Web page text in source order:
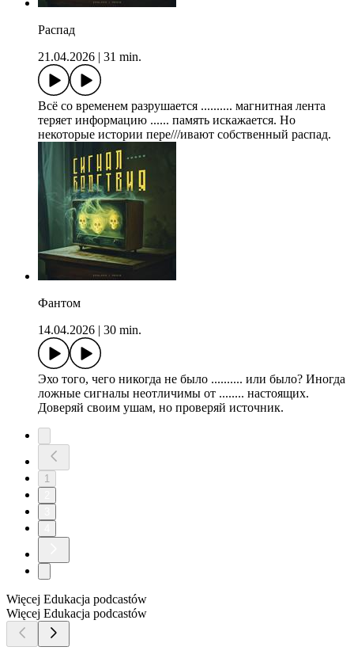
Распад
21.04.2026
31 min.
Всё со временем разрушается .......... магнитная лента
теряет информацию ...... память искажается. Но
некоторые истории пере///ивают собственный распад.
Фантом
14.04.2026
30 min.
Эхо того, чего никогда не было .......... или было? Иногда
ложные сигналы неотличимы от ........ настоящих.
Доверяй своим ушам, но проверяй источник.
1
Więcej Edukacja podcastów
Więcej Edukacja podcastów